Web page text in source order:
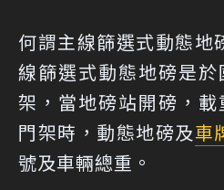
何謂主線篩選式動態地
線篩選式動態地磅是
架，當地磅站開磅，
門架時，動態地磅及車
號及車輛總重。